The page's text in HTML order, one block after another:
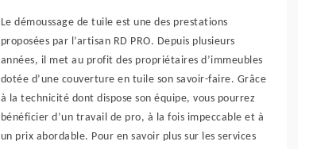
Le démoussage de tuile est une des prestations
proposées par l’artisan RD PRO. Depuis plusieurs
années, il met au profit des propriétaires d’immeubles
dotée d’une couverture en tuile son savoir-faire. Grâce
à la technicité dont dispose son équipe, vous pourrez
bénéficier d’un travail de pro, à la fois impeccable et à
un prix abordable. Pour en savoir plus sur les services